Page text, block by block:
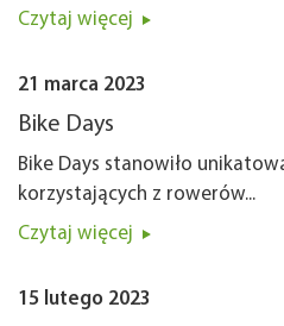
Czytaj więcej
21 marca 2023
Bike Days
Bike Days stanowiło
korzystających z rowerów...
Czytaj więcej
15 lutego 2023